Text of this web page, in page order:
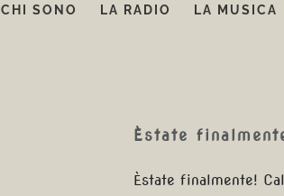
CHI SONO LA RADIO LA MUSICA
Èstate
Èstate finalmente!